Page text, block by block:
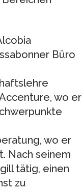
Büro
wo er
wo er
Nach seinem
tätig, einen
zu